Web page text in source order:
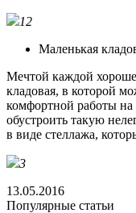
12
Маленькая
Мечтой каждой
кладовая, в которой
комфортной работы
обустроить такую
в виде стеллажа,
3
13.05.2016
Популярные статьи